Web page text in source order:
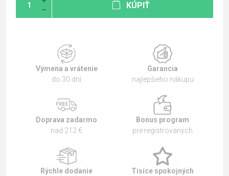
KÚPIŤ
Výmena a vrátenie
do 30 dní
Garancia
najlepšieho nákupu
Doprava zadarmo
nad 212 €
Bonus program
pre registrovaných
Rýchle dodanie
Tisíce spokojných